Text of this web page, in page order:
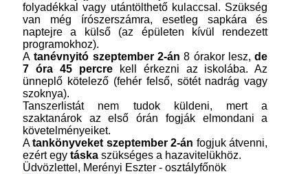
folyadékkal vagy utántölthető kulaccsal. Szükség
van még írószerszámra, esetleg sapkára és
naptejre a külső (az épületen kívül rendezett
programokhoz).
A tanévnyitó szeptember 2-án8 órakor lesz, de
7 óra 45 percrekell érkezni az iskolába. Az
ünneplő kötelező (fehér felső, sötét nadrág vagy
szoknya).
Tanszerlistát nem tudok küldeni, mert a
szaktanárok az első órán fogják elmondani a
követelményeiket.
Atankönyveket szeptember 2-án fogjuk átvenni,
ezért egy táska szükséges a hazavitelükhöz.
Üdvözlettel, Merényi Eszter - osztályfőnök